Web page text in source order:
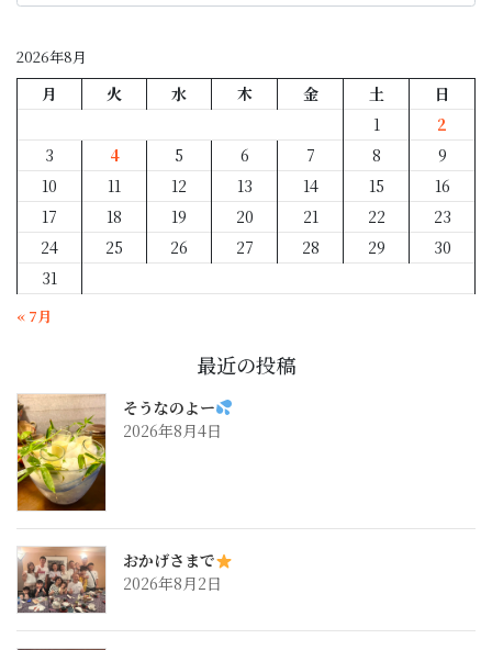
2026年8月
月 火 水 木 金 土
日
1
2
3
4 5 6 7 8
9
10
11 12 13 14 15
16
17
18 19 20 21 22
23
24
25 26 27 28 29
30
31
« 7月
最近の投稿
そうなのよー
2026年8月4日
おかげさまで
2026年8月2日